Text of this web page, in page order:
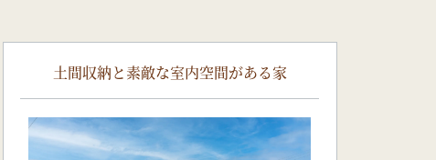
土間収納と素敵な室内空間がある家